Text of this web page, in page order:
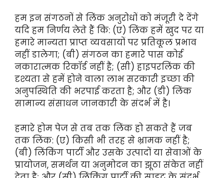
हम इन संगठनों से लिंक अनुरोधों को मंजूरी दे देंगे
यदि हम निर्णय लेते हैं कि: (ए) लिंक हमें खुद पर या
हमारे मान्यता प्राप्त व्यवसायों पर प्रतिकूल प्रभाव
नहीं डालेगा; (बी) संगठन का हमारे पास कोई
नकारात्मक रिकॉर्ड नहीं है; (सी) हाइपरलिंक की
दृश्यता से हमें होने वाला लाभ सरकारी इच्छा की
अनुपस्थिति की भरपाई करता है; और (डी) लिंक
सामान्य संसाधन जानकारी के संदर्भ में है।
हमारे होम पेज से तब तक लिंक हो सकते हैं जब
तक लिंक: (ए) किसी भी तरह से भ्रामक नहीं है;
(बी) लिंकिंग पार्टी और उसके उत्पादों या सेवाओं के
प्रायोजन, समर्थन या अनुमोदन का झूठा संकेत नहीं